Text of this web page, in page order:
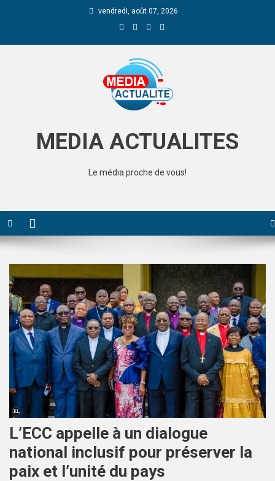
vendredi, août 07, 2026
MEDIA ACTUALITES
Le média proche de vous!
L’ECC appelle à un dialogue
national inclusif pour préserver la
paix et l’unité du pays